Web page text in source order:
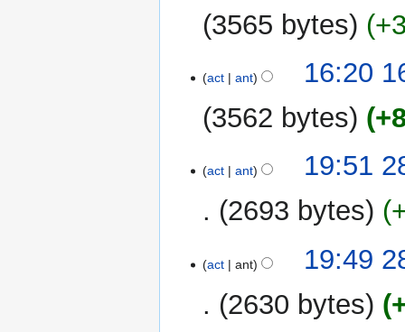
3565 bytes
act ant
16:20
3562 bytes
i
u
e
mar act ant
19:51
2693 bytes
act ant
19:49
2630 bytes